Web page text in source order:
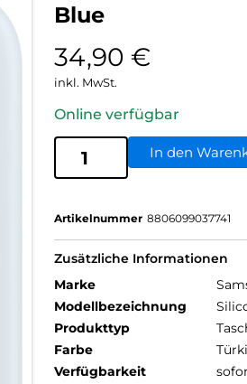
Blue
34,90 €
inkl. MwSt.
Online verfügbar
In den
Artikelnummer 8806099037741
Zusätzliche Informationen
Marke
Modellbezeichnung
Produkttyp
Farbe
Verfügbarkeit